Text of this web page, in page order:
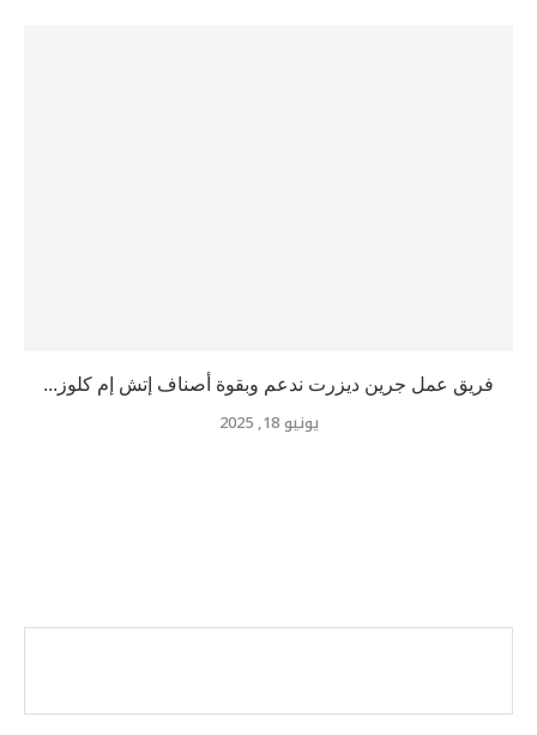
فريق عمل جرين ديزرت ندعم وبقوة أصناف إتش إم كلوز...
يونيو 18, 2025